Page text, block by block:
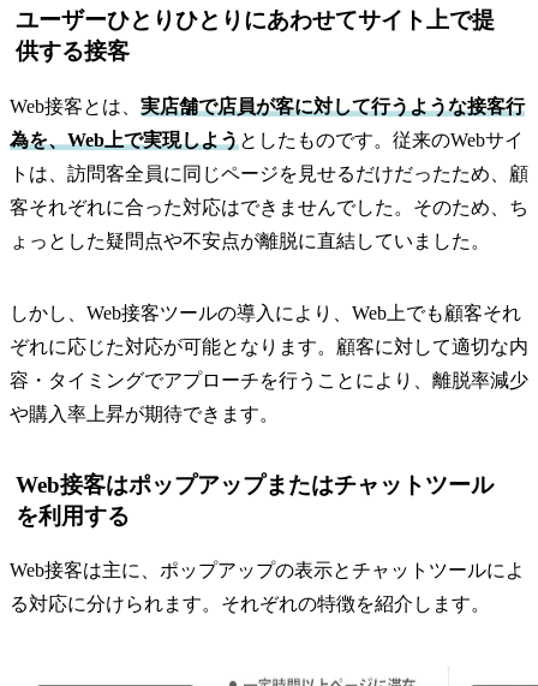
ユーザーひとりひとりにあわせてサイト上で提
供する接客
Web接客とは、 実店舗で店員が客に対して行うような接客行
為を、Web上で実現しようとしたものです。従来のWebサイ
トは、訪問客全員に同じページを見せるだけだったため、顧
客それぞれに合った対応はできませんでした。そのため、ち
ょっとした疑問点や不安点が離脱に直結していました。
しかし、Web接客ツールの導入により、Web上でも顧客それ
ぞれに応じた対応が可能となります。顧客に対して適切な内
容・タイミングでアプローチを行うことにより、離脱率減少
や購入率上昇が期待できます。
Web接客はポップアップまたはチャットツール
を利用する
Web接客は主に、ポップアップの表示とチャットツールによ
る対応に分けられます。それぞれの特徴を紹介します。